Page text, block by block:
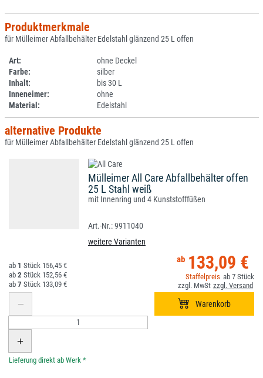
Produktmerkmale
für Mülleimer Abfallbehälter Edelstahl glänzend 25 L offen
Art:
ohne Deckel
Farbe:
silber
Inhalt:
bis 30 L
Inneneimer:
ohne
Material:
Edelstahl
alternative Produkte
für Mülleimer Abfallbehälter Edelstahl glänzend 25 L offen
Mülleimer All Care Abfallbehälter offen
25 L Stahl weiß
mit Innenring und 4 Kunststofffüßen
9911040
weitere Varianten
133,09 €
7
1
156,45 €
2
152,56 €
7
133,09 €
*